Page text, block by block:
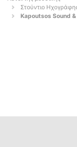
Στούντιο
Kapoutsos Sound